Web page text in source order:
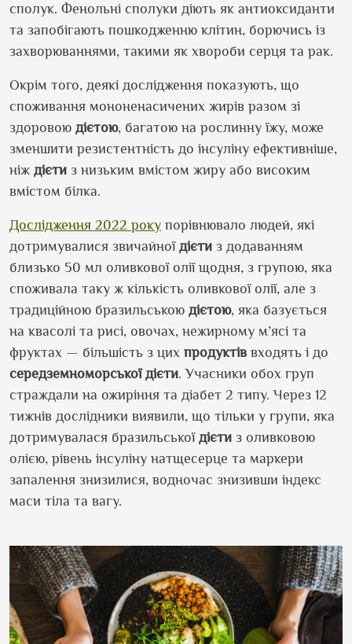
сполук. Фенольні сполуки діють як антиоксиданти
та запобігають пошкодженню клітин, борючись із
захворюваннями, такими як хвороби серця та рак.
Окрім того, деякі дослідження показують, що
споживання мононенасичених жирів разом зі
здоровою дієтою, багатою на рослинну їжу, може
зменшити резистентність до інсуліну ефективніше,
ніж дієти з низьким вмістом жиру або високим
вмістом білка.
Дослідження 2022 року порівнювало людей, які
дотримувалися звичайної дієти з додаванням
близько 50 мл оливкової олії щодня, з групою, яка
споживала таку ж кількість оливкової олії, але з
традиційною бразильською дієтою, яка базується
на квасолі та рисі, овочах, нежирному м’ясі та
фруктах — більшість з цих продуктів входять і до
середземноморської дієти. Учасники обох груп
страждали на ожиріння та діабет 2 типу. Через 12
тижнів дослідники виявили, що тільки у групи, яка
дотримувалася бразильської дієти з оливковою
олією, рівень інсуліну натщесерце та маркери
запалення знизилися, водночас знизивши індекс
маси тіла та вагу.